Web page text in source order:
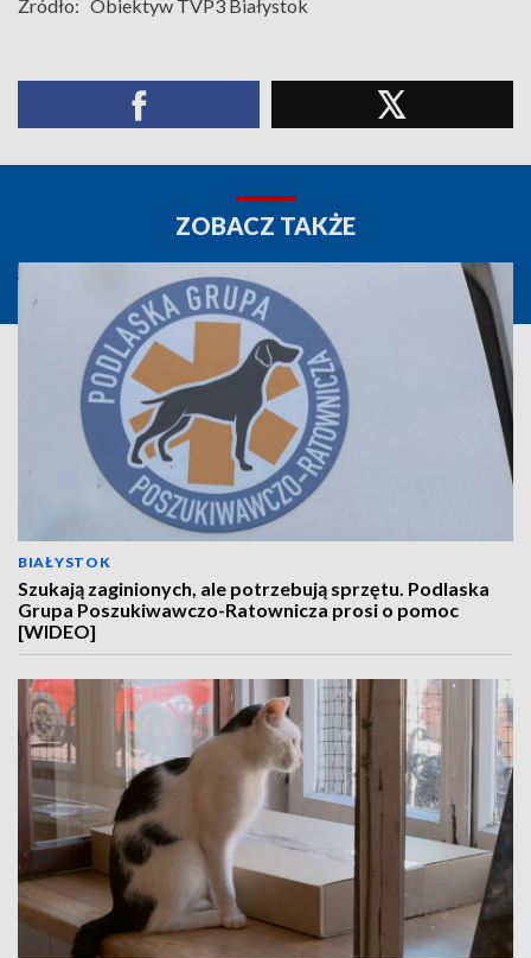
Źródło: Obiektyw TVP3 Białystok
ZOBACZ TAKŻE
BIAŁYSTOK
Szukają zaginionych, ale potrzebują sprzętu. Podlaska
Grupa Poszukiwawczo-Ratownicza prosi o pomoc
[WIDEO]